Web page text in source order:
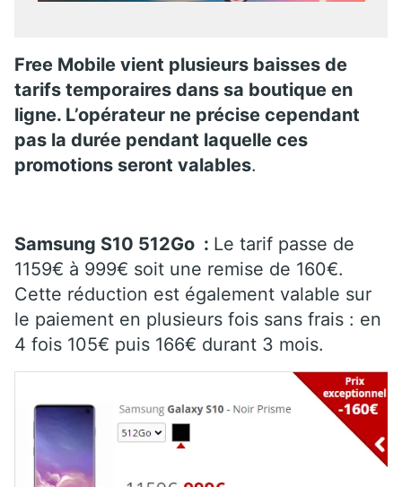
Free Mobile vient plusieurs baisses de
tarifs temporaires dans sa boutique en
ligne. L’opérateur ne précise cependant
pas la durée pendant laquelle ces
promotions seront valables.
Samsung S10 512Go : Le tarif passe de
1159€ à 999€ soit une remise de 160€.
Cette réduction est également valable sur
le paiement en plusieurs fois sans frais : en
4 fois 105€ puis 166€ durant 3 mois.